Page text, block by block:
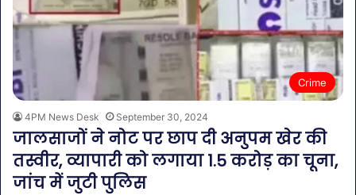
Crime
4PM News Desk September 30, 2024
जालसाजों ने नोट पर छाप दी अनुपम खेर की
तस्वीर, व्यापारी को लगाया 1.5 करोड़ का चूना,
जांच में जुटी पुलिस